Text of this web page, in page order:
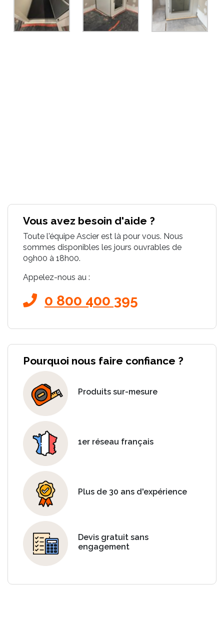
Vous avez besoin d'aide ?
Toute l'équipe Ascier est là pour vous. Nous
sommes disponibles les jours ouvrables de
09h00 à 18h00.
Appelez-nous au :
0 800 400 395
Pourquoi nous faire confiance ?
Produits sur-mesure
1er réseau français
Plus de 30 ans d'expérience
Devis gratuit sans
engagement